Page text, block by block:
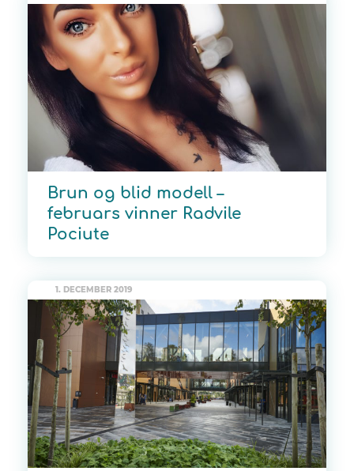
Brun og blid modell –
februars vinner Radvile
Pociute
1. DECEMBER 2019